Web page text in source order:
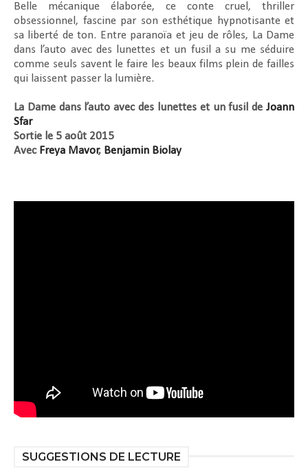
Belle mécanique élaborée, ce conte cruel, thriller
obsessionnel, fascine par son esthétique hypnotisante et
sa liberté de ton. Entre paranoïa et jeu de rôles, La Dame
dans l’auto avec des lunettes et un fusil
a su me séduire
comme seuls savent le faire les beaux films plein de failles
qui laissent passer la lumière.
La Dame dans l’auto avec des lunettes et un fusil de Joann
Sfar
Sortie le 5 août 2015
Avec Freya Mavor, Benjamin Biolay
SUGGESTIONS DE LECTURE